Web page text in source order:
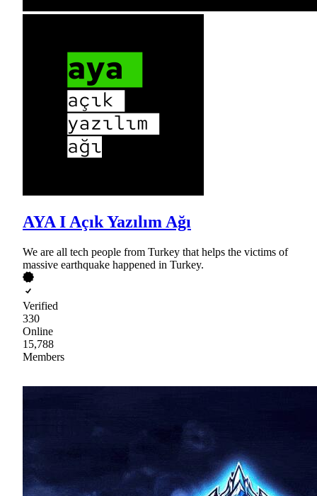
AYA I Açık Yazılım Ağı
We are all tech people from Turkey that helps the victims of
massive earthquake happened in Turkey.
Verified
330
Online
15,788
Members